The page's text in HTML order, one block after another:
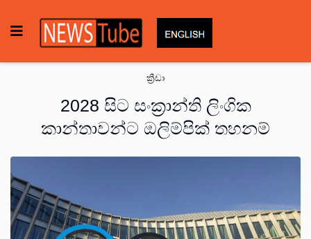
ක්‍රීඩා
2028 සිට සංක්‍රාන්ති ලිංගික
කාන්තාවන්ට ඔලිම්පික් තහනම්